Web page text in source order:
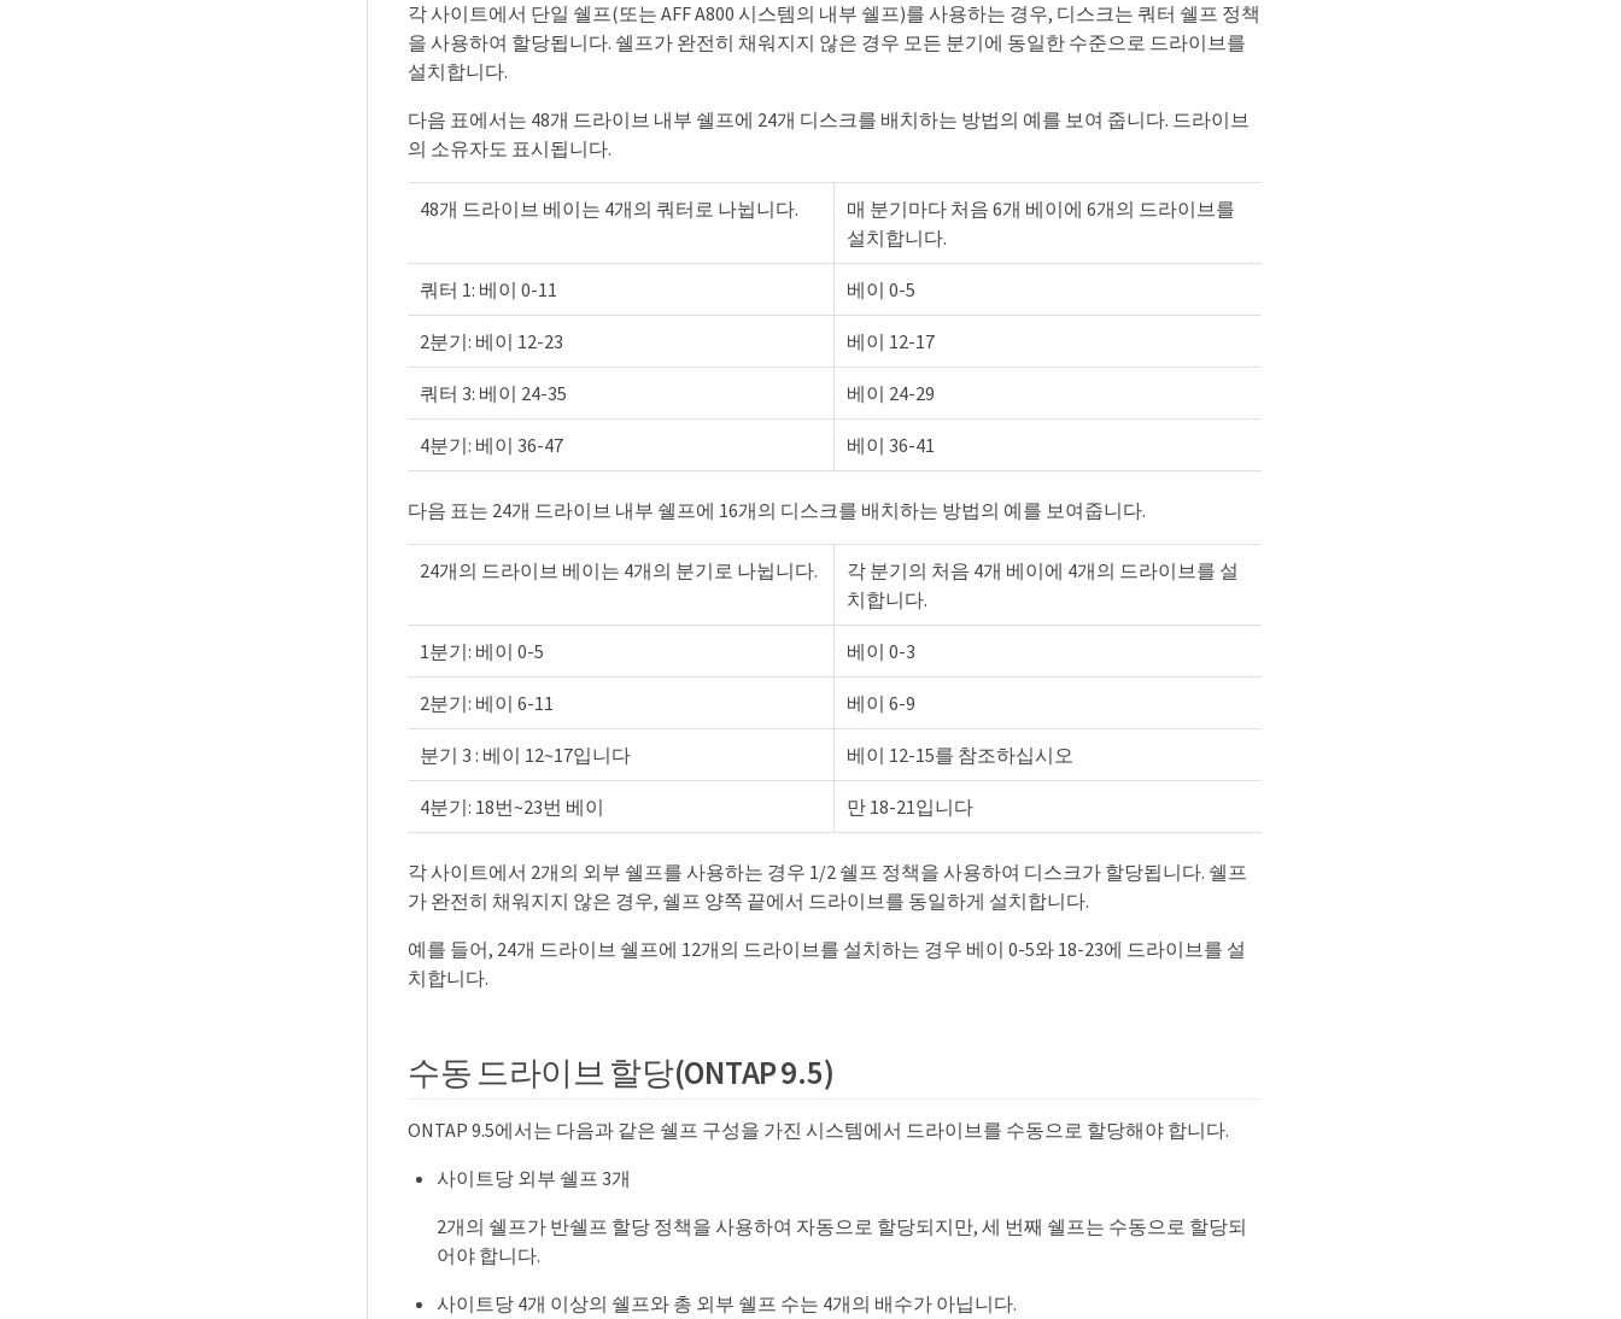
각 사이트에서 단일 쉘프(또는 AFF A800 시스템의 내부 쉘프)를 사용하는 경우, 디스크는 쿼터 쉘프 정책
을 사용하여 할당됩니다. 쉘프가 완전히 채워지지 않은 경우 모든 분기에 동일한 수준으로 드라이브를
설치합니다.
다음 표에서는 48개 드라이브 내부 쉘프에 24개 디스크를 배치하는 방법의 예를 보여 줍니다. 드라이브
의 소유자도 표시됩니다.
48개 드라이브 베이는 4개의 쿼터로 나뉩니다.
매 분기마다 처음 6개 베이에 6개의 드라이브를
설치합니다.
쿼터 1: 베이 0-11 베이 0-5
2분기: 베이 12-23 베이 12-17
쿼터 3: 베이 24-35 베이 24-29
4분기: 베이 36-47 베이 36-41
다음 표는 24개 드라이브 내부 쉘프에 16개의 디스크를 배치하는 방법의 예를 보여줍니다.
24개의 드라이브 베이는 4개의 분기로 나뉩니다.
각 분기의 처음 4개 베이에 4개의 드라이브를 설
치합니다.
1분기: 베이 0-5 베이 0-3
2분기: 베이 6-11 베이 6-9
분기 3 : 베이 12~17입니다 베이 12-15를 참조하십시오
4분기: 18번~23번 베이 만 18-21입니다
각 사이트에서 2개의 외부 쉘프를 사용하는 경우 1/2 쉘프 정책을 사용하여 디스크가 할당됩니다. 쉘프
가 완전히 채워지지 않은 경우, 쉘프 양쪽 끝에서 드라이브를 동일하게 설치합니다.
예를 들어, 24개 드라이브 쉘프에 12개의 드라이브를 설치하는 경우 베이 0-5와 18-23에 드라이브를 설
치합니다.
수동 드라이브 할당(ONTAP 9.5)
ONTAP 9.5에서는 다음과 같은 쉘프 구성을 가진 시스템에서 드라이브를 수동으로 할당해야 합니다.
사이트당 외부 쉘프 3개
2개의 쉘프가 반쉘프 할당 정책을 사용하여 자동으로 할당되지만, 세 번째 쉘프는 수동으로 할당되
어야 합니다.
사이트당 4개 이상의 쉘프와 총 외부 쉘프 수는 4개의 배수가 아닙니다.